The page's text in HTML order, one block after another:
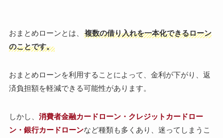
おまとめローンとは、
複数の借り入れを一本化できるローン
のことです。
おまとめローンを利用することによって、金利が下がり、返
済負担額を軽減できる可能性があります。
しかし、 消費者金融カードローン・クレジットカードロー
ン・銀行カードローンなど種類も多くあり、迷ってしまうこ